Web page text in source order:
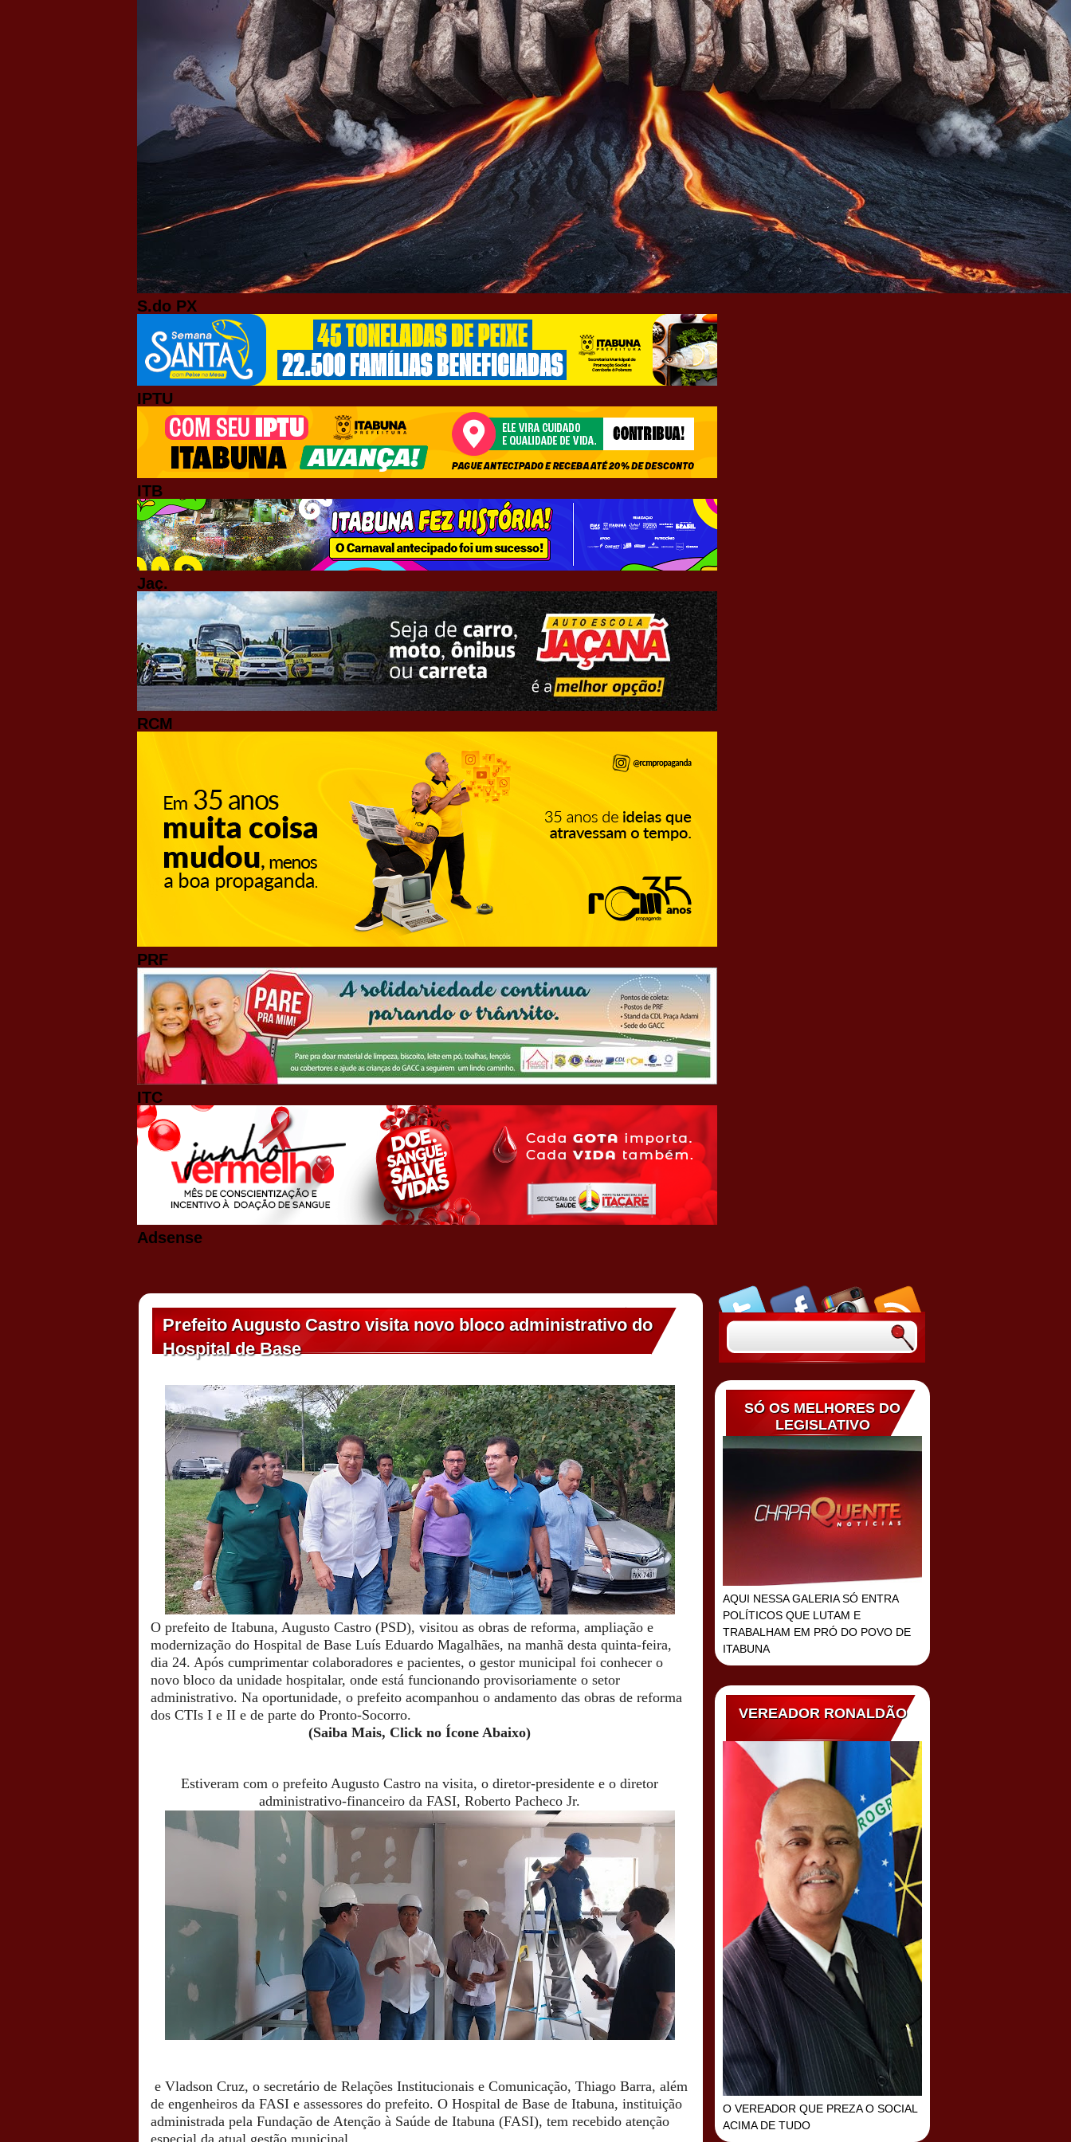
S.do PX
IPTU
ITB
Jaç.
RCM
PRF
ITC
Adsense
Prefeito Augusto Castro visita novo bloco administrativo do
Hospital de Base
O prefeito de Itabuna, Augusto Castro (PSD), visitou as obras de reforma, ampliação e
modernização do Hospital de Base Luís Eduardo Magalhães, na manhã desta quinta-feira,
dia 24. Após cumprimentar colaboradores e pacientes, o gestor municipal foi conhecer o
novo bloco da unidade hospitalar, onde está funcionando provisoriamente o setor
administrativo. Na oportunidade, o prefeito acompanhou o andamento das obras de reforma
dos CTIs I e II e de parte do Pronto-Socorro.
(Saiba Mais, Click no Ícone Abaixo)
Estiveram com o prefeito Augusto Castro na visita, o diretor-presidente e o diretor
administrativo-financeiro da FASI, Roberto Pacheco Jr.
e Vladson Cruz, o secretário de Relações Institucionais e Comunicação, Thiago Barra, além
de engenheiros da FASI e assessores do prefeito. O Hospital de Base de Itabuna, instituição
administrada pela Fundação de Atenção à Saúde de Itabuna (FASI), tem recebido atenção
especial da atual gestão municipal.
SÓ OS MELHORES DO
LEGISLATIVO
AQUI NESSA GALERIA SÓ ENTRA
POLÍTICOS QUE LUTAM E
TRABALHAM EM PRÓ DO POVO DE
ITABUNA
VEREADOR RONALDÃO
O VEREADOR QUE PREZA O SOCIAL
ACIMA DE TUDO